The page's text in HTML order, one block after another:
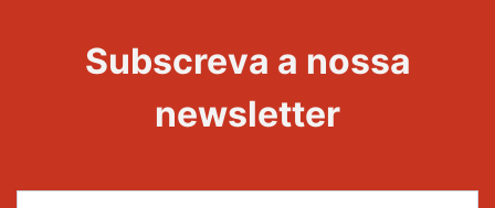
Evento
Subscreva a nossa
newsletter